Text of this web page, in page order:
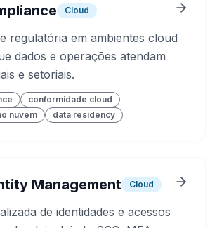
Cloud
regulatória em ambientes cloud
dados e operações atendam
e setoriais.
conformidade cloud
nuvem
data residency
Management Cloud
de identidades e acessos